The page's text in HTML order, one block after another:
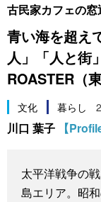
社会
文化
科学・技術
スポーツ・東京
旅と暮らし
動画/Live
Books
Topics
スポーツ・東京
古民家カフェの窓
青い海を超え
人」「人と街
ROASTER（
文化 暮らし
川口 葉子 【
太平洋戦争の
島エリア。昭